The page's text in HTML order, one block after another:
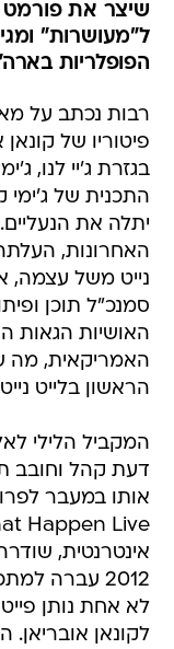
שיצר את פורמט
ל"מעושרות"
הפופלריות
רבות נכתב על
פיטוריו של
בגזרת ג'יי לנו,
התכנית של ג'ימי
יתלה את
נייט משל עצמה,
סמנכ"ל תוכן
האושיות הגאות
האמריקאית, מה
הראשון בלייט
המקביל הלילי
דעת קהל וחובב
אינטרנטית,
2012 עברה
לא אחת נותן פייט
לקונאן אובריאן.